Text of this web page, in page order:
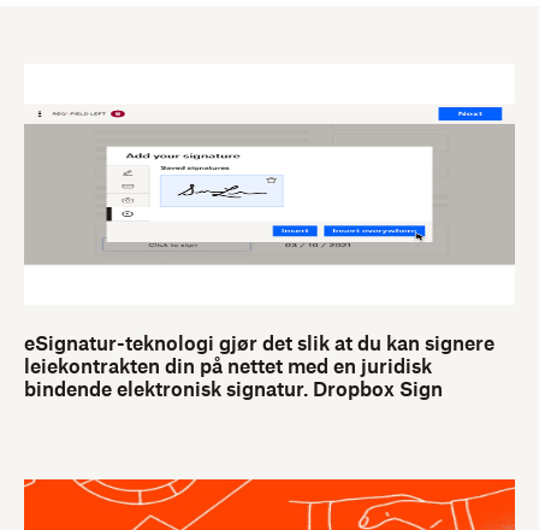
eSignatur-teknologi gjør det slik at du kan signere
leiekontrakten din på nettet med en juridisk
bindende elektronisk signatur. Dropbox Sign